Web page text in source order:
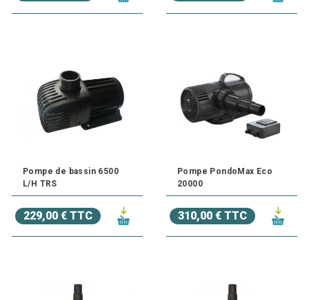
Pompe de bassin 6500
L/H TRS
229,00 € TTC
Pompe PondoMax Eco
20000
310,00 € TTC